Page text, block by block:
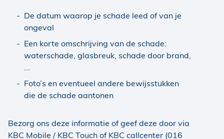
De datum waarop je schade leed of van je
ongeval
Een korte omschrijving van de schade:
waterschade, glasbreuk, schade door brand,
Foto’s en eventueel andere bewijsstukken
die de schade aantonen
Bezorg ons deze informatie of geef deze door via
KBC Mobile / KBC Touch of KBC callcenter (016